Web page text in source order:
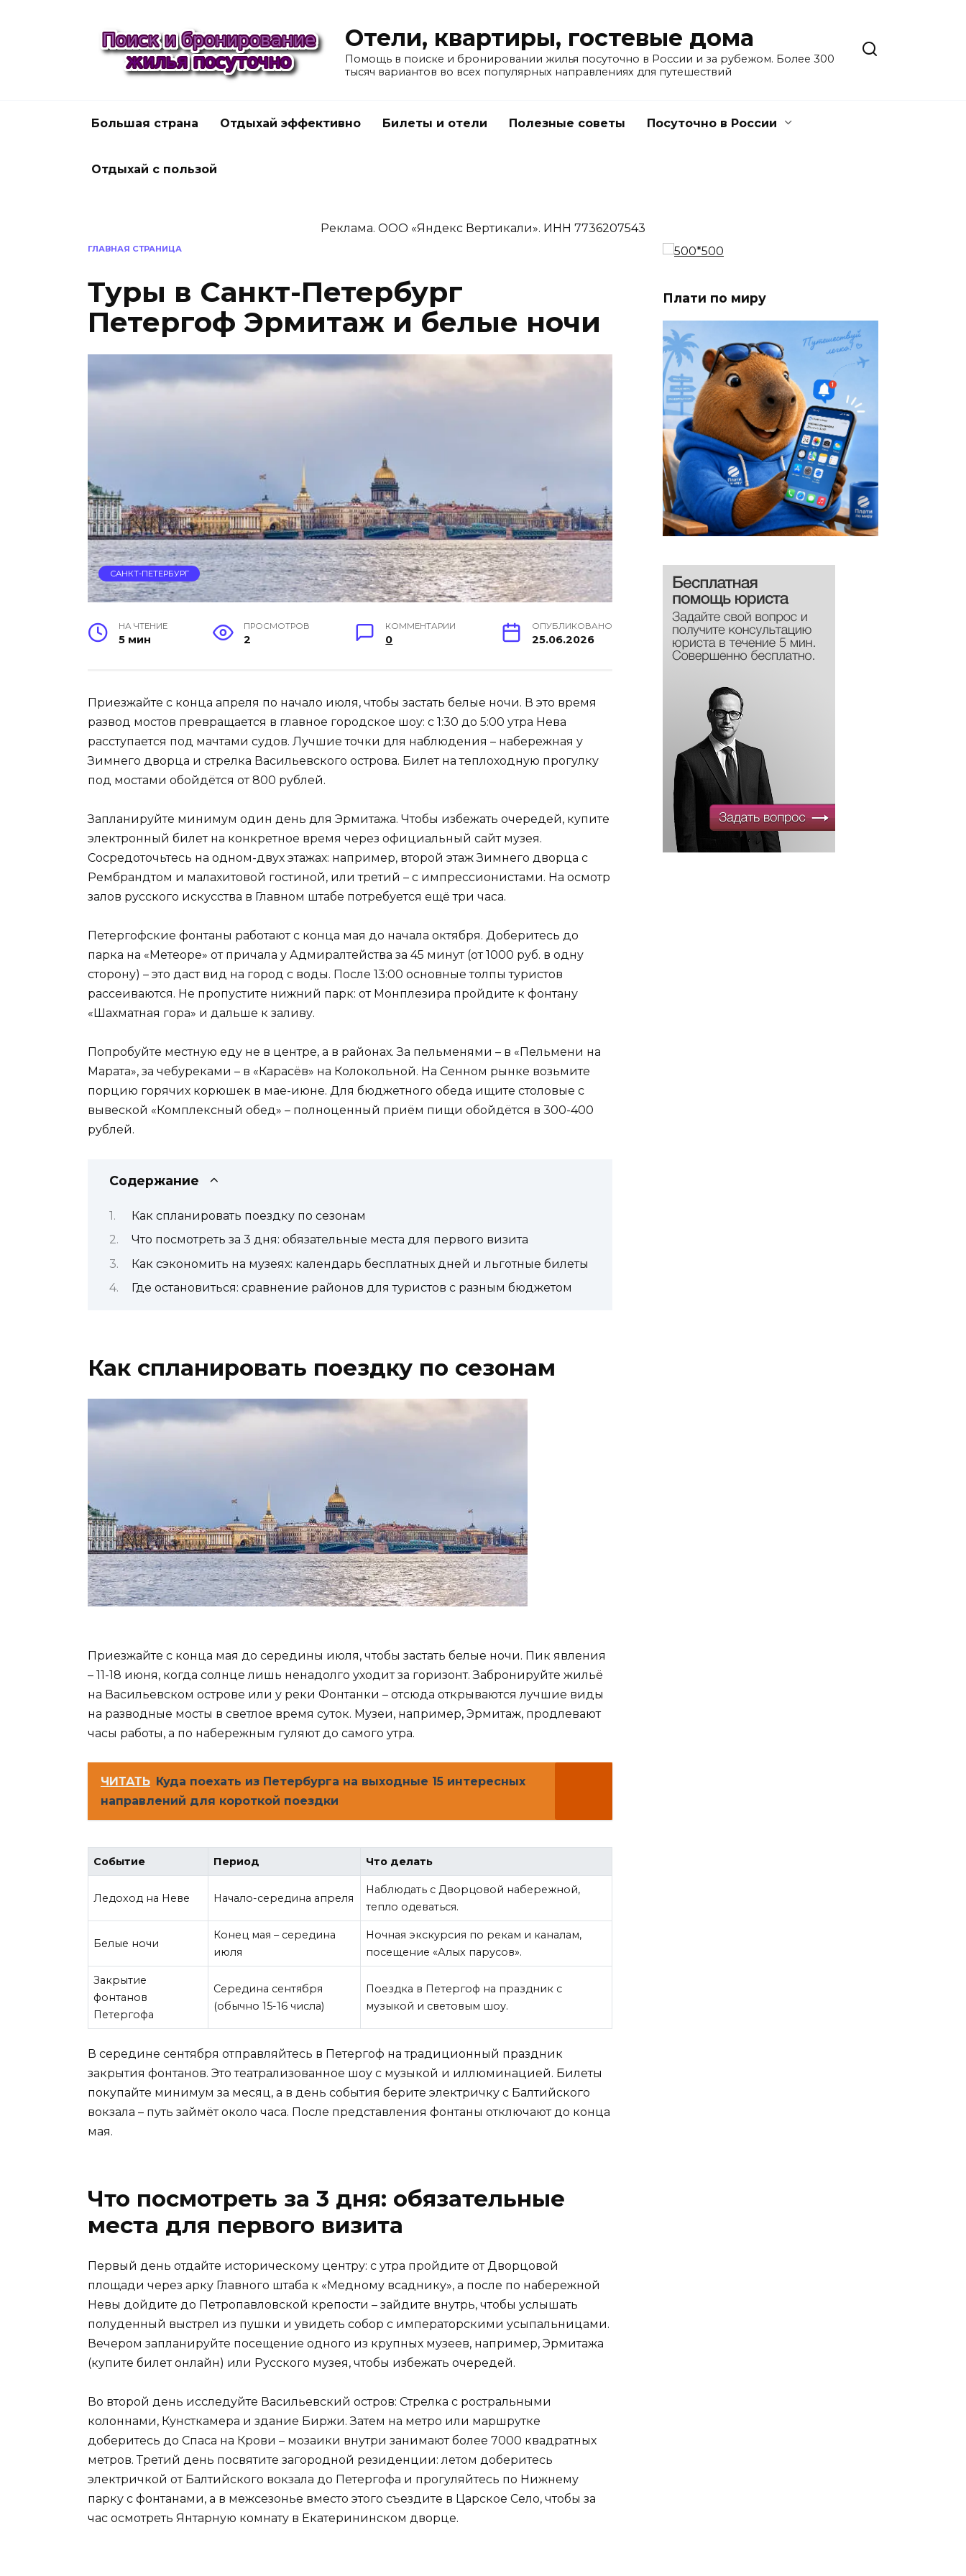
Отели, квартиры, гостевые дома
Помощь в поиске и бронировании жилья посуточно в России и за рубежом. Более 300
тысяч вариантов во всех популярных направлениях для путешествий
Большая страна Отдыхай эффективно Билеты и отели Полезные советы Посуточно в России
Отдыхай с пользой
Реклама. ООО «Яндекс Вертикали». ИНН 7736207543
ГЛАВНАЯ СТРАНИЦА
Туры в Санкт-Петербург
Петергоф Эрмитаж и белые ночи
САНКТ-ПЕТЕРБУРГ
НА ЧТЕНИЕ
5 мин
ПРОСМОТРОВ
2
КОММЕНТАРИИ
0
ОПУБЛИКОВАНО
25.06.2026
Приезжайте с конца апреля по начало июля, чтобы застать белые ночи. В это время
развод мостов превращается в главное городское шоу: с 1:30 до 5:00 утра Нева
расступается под мачтами судов. Лучшие точки для наблюдения – набережная у
Зимнего дворца и стрелка Васильевского острова. Билет на теплоходную прогулку
под мостами обойдётся от 800 рублей.
Запланируйте минимум один день для Эрмитажа. Чтобы избежать очередей, купите
электронный билет на конкретное время через официальный сайт музея.
Сосредоточьтесь на одном-двух этажах: например, второй этаж Зимнего дворца с
Рембрандтом и малахитовой гостиной, или третий – с импрессионистами. На осмотр
залов русского искусства в Главном штабе потребуется ещё три часа.
Петергофские фонтаны работают с конца мая до начала октября. Доберитесь до
парка на «Метеоре» от причала у Адмиралтейства за 45 минут (от 1000 руб. в одну
сторону) – это даст вид на город с воды. После 13:00 основные толпы туристов
рассеиваются. Не пропустите нижний парк: от Монплезира пройдите к фонтану
«Шахматная гора» и дальше к заливу.
Попробуйте местную еду не в центре, а в районах. За пельменями – в «Пельмени на
Марата», за чебуреками – в «Карасёв» на Колокольной. На Сенном рынке возьмите
порцию горячих корюшек в мае-июне. Для бюджетного обеда ищите столовые с
вывеской «Комплексный обед» – полноценный приём пищи обойдётся в 300-400
рублей.
Содержание
Как спланировать поездку по сезонам
Что посмотреть за 3 дня: обязательные места для первого визита
Как сэкономить на музеях: календарь бесплатных дней и льготные билеты
Где остановиться: сравнение районов для туристов с разным бюджетом
Как спланировать поездку по сезонам
Приезжайте с конца мая до середины июля, чтобы застать белые ночи. Пик явления
– 11-18 июня, когда солнце лишь ненадолго уходит за горизонт. Забронируйте жильё
на Васильевском острове или у реки Фонтанки – отсюда открываются лучшие виды
на разводные мосты в светлое время суток. Музеи, например, Эрмитаж, продлевают
часы работы, а по набережным гуляют до самого утра.
ЧИТАТЬ Куда поехать из Петербурга на выходные 15 интересных
направлений для короткой поездки
Событие Период Что делать
Ледоход на Неве Начало-середина апреля
Наблюдать с Дворцовой набережной,
тепло одеваться.
Белые ночи
Конец мая – середина
июля
Ночная экскурсия по рекам и каналам,
посещение «Алых парусов».
Закрытие
фонтанов
Петергофа
Середина сентября
(обычно 15-16 числа)
Поездка в Петергоф на праздник с
музыкой и световым шоу.
В середине сентября отправляйтесь в Петергоф на традиционный праздник
закрытия фонтанов. Это театрализованное шоу с музыкой и иллюминацией. Билеты
покупайте минимум за месяц, а в день события берите электричку с Балтийского
вокзала – путь займёт около часа. После представления фонтаны отключают до конца
мая.
Что посмотреть за 3 дня: обязательные
места для первого визита
Первый день отдайте историческому центру: с утра пройдите от Дворцовой
площади через арку Главного штаба к «Медному всаднику», а после по набережной
Невы дойдите до Петропавловской крепости – зайдите внутрь, чтобы услышать
полуденный выстрел из пушки и увидеть собор с императорскими усыпальницами.
Вечером запланируйте посещение одного из крупных музеев, например, Эрмитажа
(купите билет онлайн) или Русского музея, чтобы избежать очередей.
Во второй день исследуйте Васильевский остров: Стрелка с ростральными
колоннами, Кунсткамера и здание Биржи. Затем на метро или маршрутке
доберитесь до Спаса на Крови – мозаики внутри занимают более 7000 квадратных
метров. Третий день посвятите загородной резиденции: летом доберитесь
электричкой от Балтийского вокзала до Петергофа и прогуляйтесь по Нижнему
парку с фонтанами, а в межсезонье вместо этого съездите в Царское Село, чтобы за
час осмотреть Янтарную комнату в Екатерининском дворце.
Плати по миру